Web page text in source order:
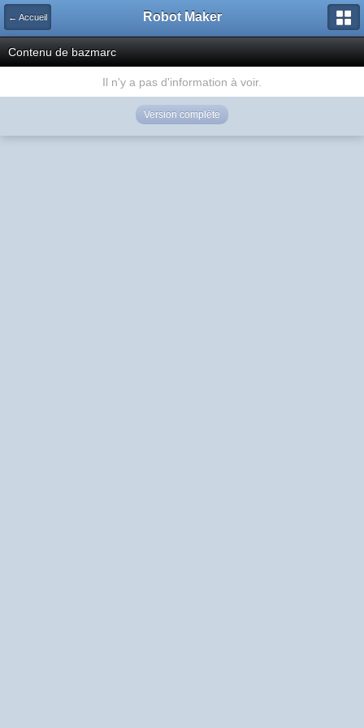
← Accueil Robot Maker
Contenu de bazmarc
Il n'y a pas d'information à voir.
Version complète